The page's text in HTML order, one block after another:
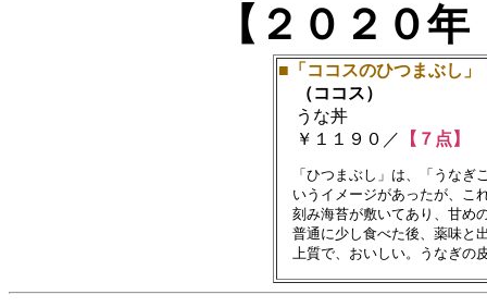
【２０２０
■「ココスのひつまぶし」
（ココス）
うな丼
￥１１９０／
【７点】
「ひつまぶし」は、「うなぎ
いうイメージがあったが、こ
刻み海苔が敷いてあり、甘め
普通に少し食べた後、薬味と